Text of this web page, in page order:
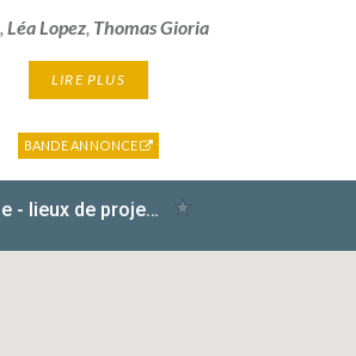
Léa Lopez, Thomas Gioria
LIRE PLUS
BANDE ANNONCE